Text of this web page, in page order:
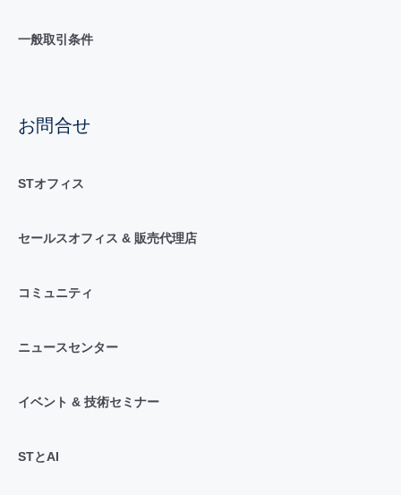
一般取引条件
お問合せ
STオフィス
セールスオフィス & 販売代理店
コミュニティ
ニュースセンター
イベント & 技術セミナー
STとAI